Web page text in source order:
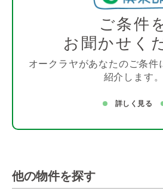
ご条件
お聞かせく
オークラヤがあなたのご条件
紹介します。
詳しく見る
他の物件を探す